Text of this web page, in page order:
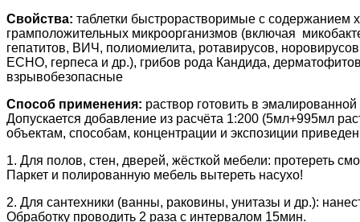
Свойства: таблетки быстрорастворимые с содержанием
грамположительных микроорганизмов (включая
гепатитов, ВИЧ, полиомиелита, ротавирусов,
ЕСНО, герпеса и др.), грибов рода Кандида,
взрывобезопасные
Способ применения: раствор готовить в
Допускается добавление из расчёта 1:200 (5мл+995мл
объектам, способам, концентрации и экспозиции
1. Для полов, стен, дверей, жёсткой мебели: протереть
Паркет и полированную мебель вытереть насухо!
2. Для сантехники (ванны, раковины, унитазы и др.):
Обработку проводить 2 раза с интервалом 15мин.